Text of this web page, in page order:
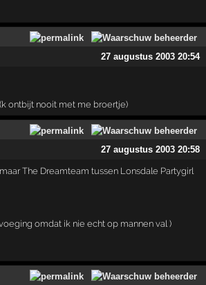
27 augustus 2003 20:54
ontbijt nooit met me broertje)
27 augustus 2003 20:58
The Dreamteam tussen Lonsdale Partygirl
omdat ik nie echt op mannen val )